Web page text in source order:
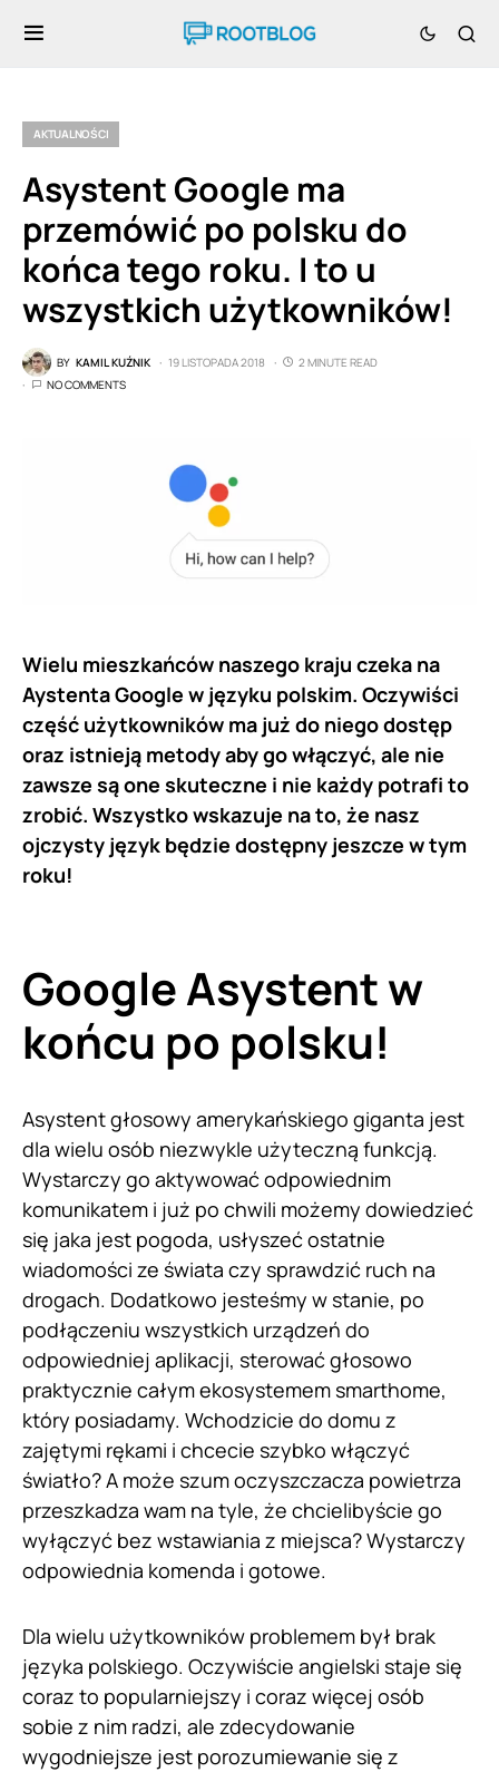
AKTUALNOŚCI
Asystent Google ma
przemówić po polsku do
końca tego roku. I to u
wszystkich użytkowników!
BY KAMIL KUŹNIK 19 LISTOPADA 2018
2 MINUTE READ
NO COMMENTS
Wielu mieszkańców naszego kraju czeka na
Aystenta Google w języku polskim. Oczywiści
część użytkowników ma już do niego dostęp
oraz istnieją metody aby go włączyć, ale nie
zawsze są one skuteczne i nie każdy potrafi to
zrobić. Wszystko wskazuje na to, że nasz
ojczysty język będzie dostępny jeszcze w tym
roku!
Google Asystent w
końcu po polsku!
Asystent głosowy amerykańskiego giganta jest
dla wielu osób niezwykle użyteczną funkcją.
Wystarczy go aktywować odpowiednim
komunikatem i już po chwili możemy dowiedzieć
się jaka jest pogoda, usłyszeć ostatnie
wiadomości ze świata czy sprawdzić ruch na
drogach. Dodatkowo jesteśmy w stanie, po
podłączeniu wszystkich urządzeń do
odpowiedniej aplikacji, sterować głosowo
praktycznie całym ekosystemem smarthome,
który posiadamy. Wchodzicie do domu z
zajętymi rękami i chcecie szybko włączyć
światło? A może szum oczyszczacza powietrza
przeszkadza wam na tyle, że chcielibyście go
wyłączyć bez wstawiania z miejsca? Wystarczy
odpowiednia komenda i gotowe.
Dla wielu użytkowników problemem był brak
języka polskiego. Oczywiście angielski staje się
coraz to popularniejszy i coraz więcej osób
sobie z nim radzi, ale zdecydowanie
wygodniejsze jest porozumiewanie się z